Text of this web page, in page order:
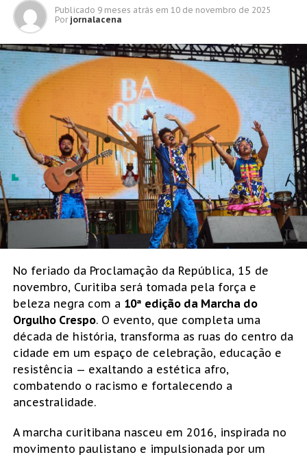
Publicado 9 meses atrás em 10 de novembro de 2025
Por jornalacena
No feriado da Proclamação da República, 15 de
novembro, Curitiba será tomada pela força e
beleza negra com a 10ª edição da Marcha do
Orgulho Crespo. O evento, que completa uma
década de história, transforma as ruas do centro da
cidade em um espaço de celebração, educação e
resistência — exaltando a estética afro,
combatendo o racismo e fortalecendo a
ancestralidade.
A marcha curitibana nasceu em 2016, inspirada no
movimento paulistano e impulsionada por um